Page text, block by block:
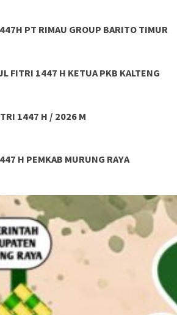
PT RIMAU GROUP BARITO TIMUR
FITRI 1447 H KETUA PKB KALTENG
1447 H / 2026 M
H PEMKAB MURUNG RAYA